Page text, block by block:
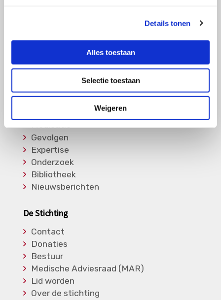
Details tonen
Alles toestaan
Selectie toestaan
Weigeren
EGPA
RCA
Overige Vasculitiden
Informatie
Soorten Vasculitis
Medicatie
Gevolgen
Expertise
Onderzoek
Bibliotheek
Nieuwsberichten
De Stichting
Contact
Donaties
Bestuur
Medische Adviesraad (MAR)
Lid worden
Over de stichting